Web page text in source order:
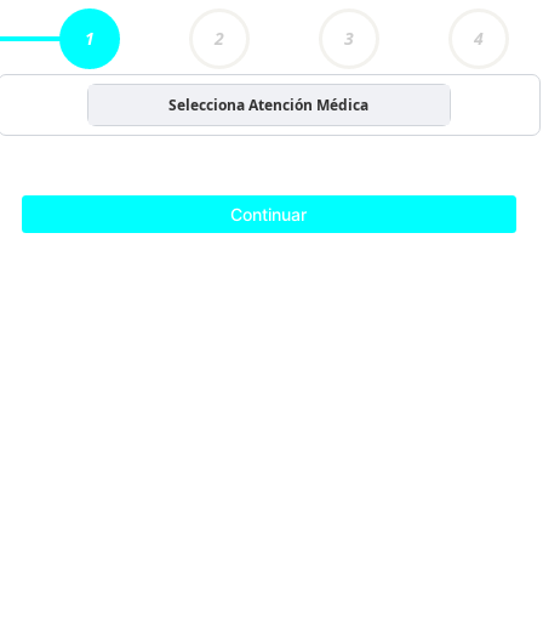
1 2 3 4
Selecciona Atención Médica
Continuar